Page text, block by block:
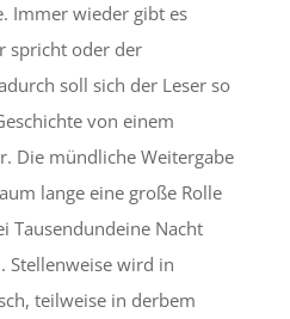
Immer wieder gibt es
spricht oder der
soll sich der Leser so
von einem
Die mündliche Weitergabe
lange eine große Rolle
Tausendundeine Nacht
Stellenweise wird in
teilweise in derbem